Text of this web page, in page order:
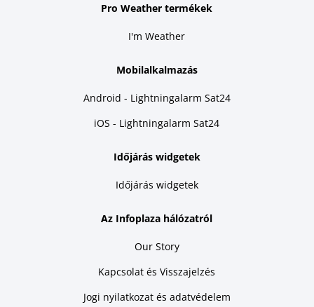
Pro Weather termékek
I'm Weather
Mobilalkalmazás
Android - Lightningalarm Sat24
iOS - Lightningalarm Sat24
Időjárás widgetek
Időjárás widgetek
Az Infoplaza hálózatról
Our Story
Kapcsolat és Visszajelzés
Jogi nyilatkozat és adatvédelem